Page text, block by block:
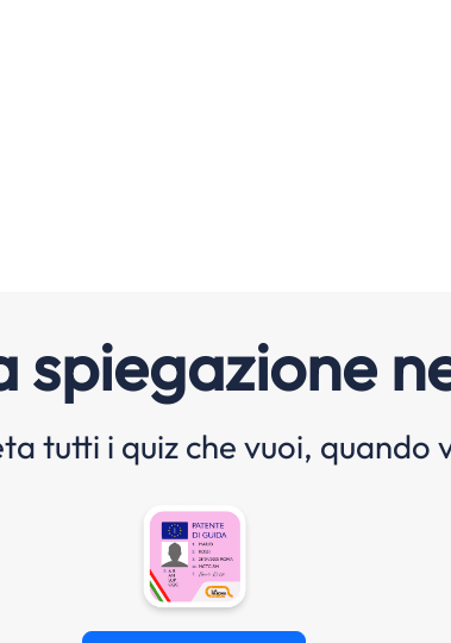
spiegazione
tutti i quiz che vuoi, quando